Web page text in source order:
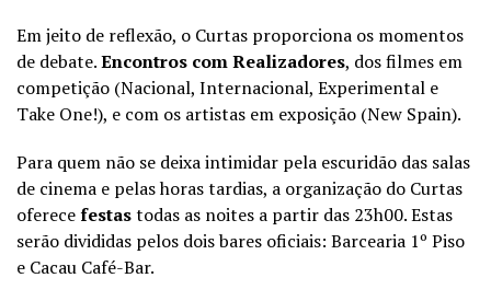
Em jeito de reflexão, o Curtas proporciona os momentos
de debate.Encontros com Realizadores, dos filmes em
competição (Nacional, Internacional, Experimental e
Take One!), e com os artistas em exposição (New Spain).
Para quem não se deixa intimidar pela escuridão das salas
de cinema e pelas horas tardias, a organização do Curtas
oferecefestastodas as noites a partir das 23h00. Estas
serão divididas pelos dois bares oficiais: Barcearia 1º Piso
e Cacau Café-Bar.